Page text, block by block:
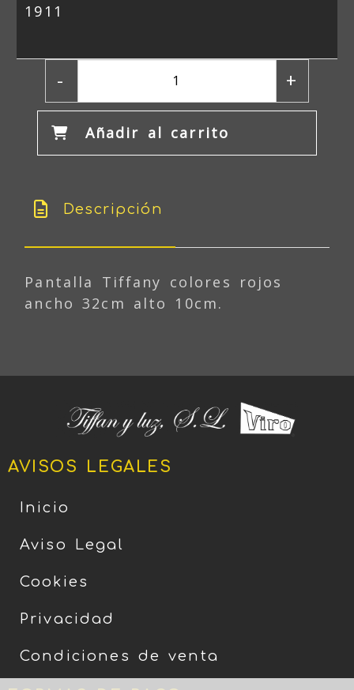
1911
- +
Añadir al carrito
Descripción
Pantalla Tiffany colores rojos
ancho 32cm alto 10cm.
AVISOS LEGALES
Inicio
Aviso Legal
Cookies
Privacidad
Condiciones de venta